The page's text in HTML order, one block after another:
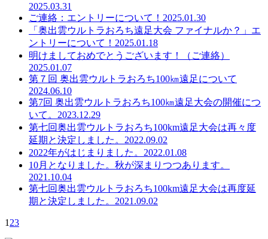
2025.03.31
ご連絡：エントリーについて！ 2025.01.30
「奥出雲ウルトラおろち遠⾜⼤会 ファイナルか？」エ
ントリーについて！ 2025.01.18
明けましておめでとうございます！（ご連絡）
2025.01.07
第７回 奥出雲ウルトラおろち100㎞遠足について
2024.06.10
第7回 奥出雲ウルトラおろち100㎞遠足大会の開催につ
いて。 2023.12.29
第七回奥出雲ウルトラおろち100km遠足大会は再々度
延期と決定しました。 2022.09.02
2022年がはじまりました。 2022.01.08
10月となりました。秋が深まりつつあります。
2021.10.04
第七回奥出雲ウルトラおろち100km遠足大会は再度延
期と決定しました。 2021.09.02
1 23